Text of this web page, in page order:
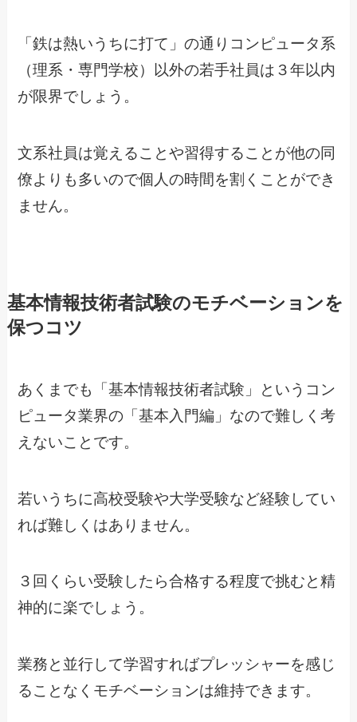
「鉄は熱いうちに打て」の通りコンピュータ系
（理系・専門学校）以外の若手社員は３年以内
が限界でしょう。
文系社員は覚えることや習得することが他の同
僚よりも多いので個人の時間を割くことができ
ません。
基本情報技術者試験のモチベーションを
保つコツ
あくまでも「基本情報技術者試験」というコン
ピュータ業界の「基本入門編」なので難しく考
えないことです。
若いうちに高校受験や大学受験など経験してい
れば難しくはありません。
３回くらい受験したら合格する程度で挑むと精
神的に楽でしょう。
業務と並行して学習すればプレッシャーを感じ
ることなくモチベーションは維持できます。